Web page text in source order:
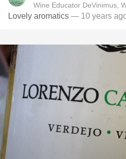
Lovely aromatics — 10 years